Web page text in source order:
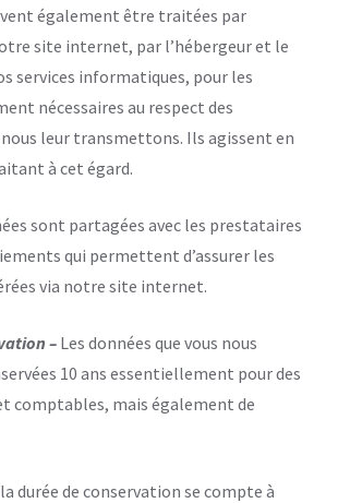
également être traitées par
site internet, par l’hébergeur et le
services informatiques, pour les
nécessaires au respect des
leur transmettons. Ils agissent en
à cet égard.
sont partagées avec les prestataires
qui permettent d’assurer les
via notre site internet.
– Les données que vous nous
10 ans essentiellement pour des
comptables, mais également de
durée de conservation se compte à